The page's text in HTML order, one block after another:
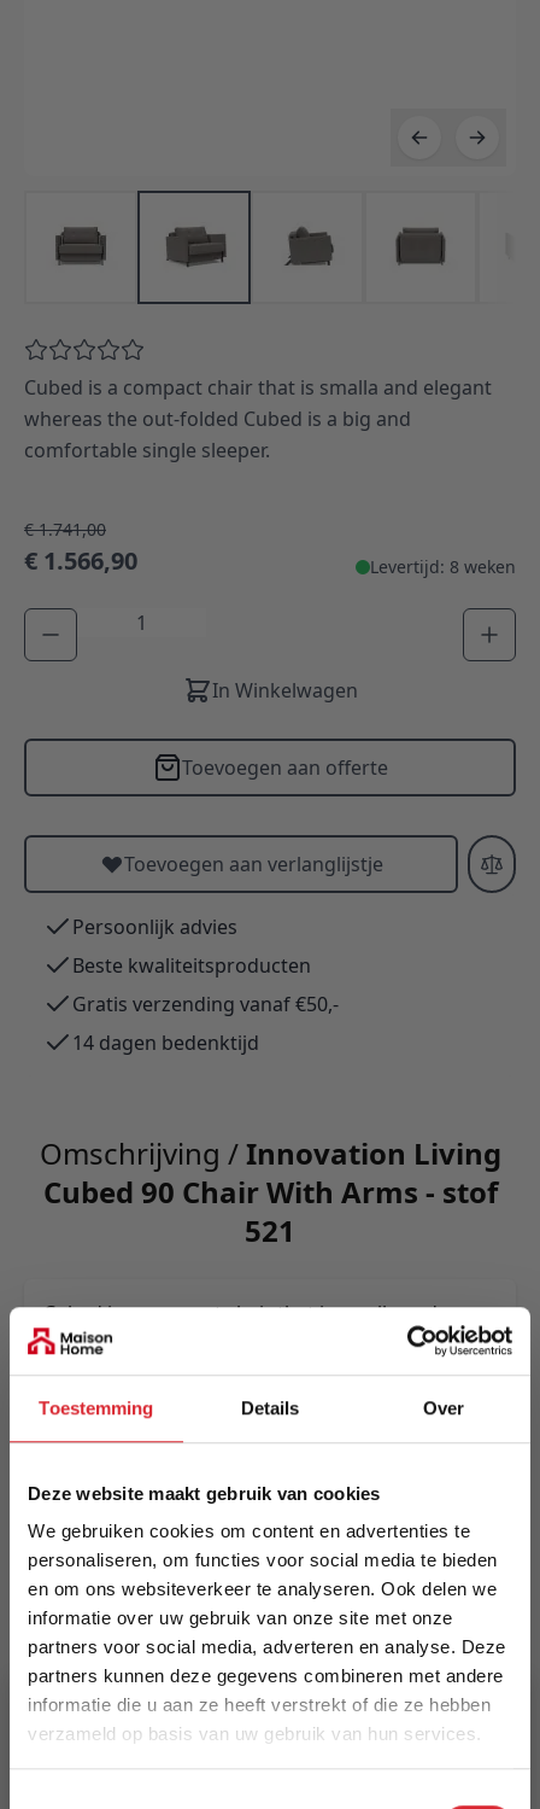
Toestemming Details Over
Deze website maakt gebruik van cookies
We gebruiken cookies om content en advertenties te
personaliseren, om functies voor social media te bieden
en om ons websiteverkeer te analyseren. Ook delen we
informatie over uw gebruik van onze site met onze
partners voor social media, adverteren en analyse. Deze
partners kunnen deze gegevens combineren met andere
informatie die u aan ze heeft verstrekt of die ze hebben
verzameld op basis van uw gebruik van hun services.
Cubed is a compact chair that is smalla and elegant
whereas the out-folded Cubed is a big and
comfortable single sleeper.
€ 1.741,00
€ 1.566,90 Levertijd: 8 weken
Aantal
In Winkelwagen
Toevoegen aan offerte
Toevoegen aan verlanglijstje
Persoonlijk advies
Beste kwaliteitsproducten
Gratis verzending vanaf €50,-
14 dagen bedenktijd
Omschrijving /Innovation Living
Cubed 90 Chair With Arms - stof
521
Cubed is a compact chair that is smalla and
elegant whereas the out-folded Cubed is a big
and comfortable single sleeper.
Meer informatie
Merk
Innovation Living
EAN
5700110886772
Prijs
€ 1.741,00